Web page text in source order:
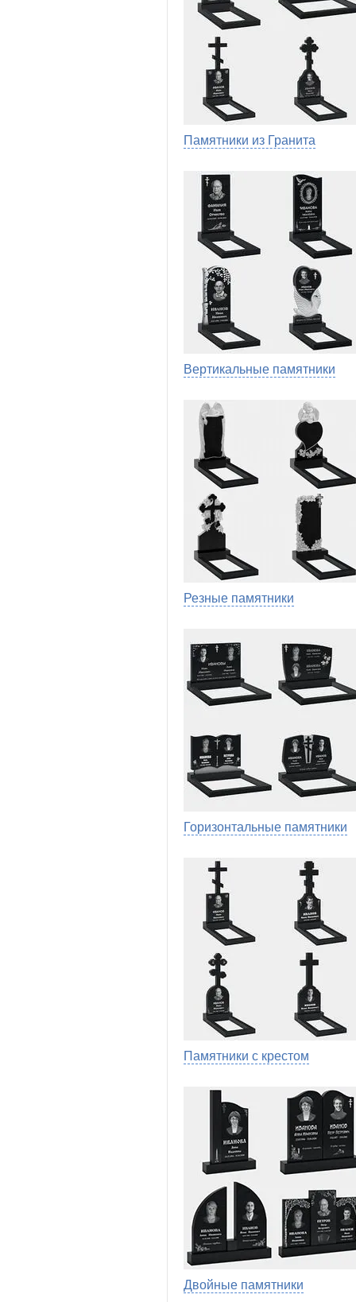
Памятники из Гранита
Вертикальные памятники
Резные памятники
Горизонтальные памятники
Памятники с крестом
Двойные памятники